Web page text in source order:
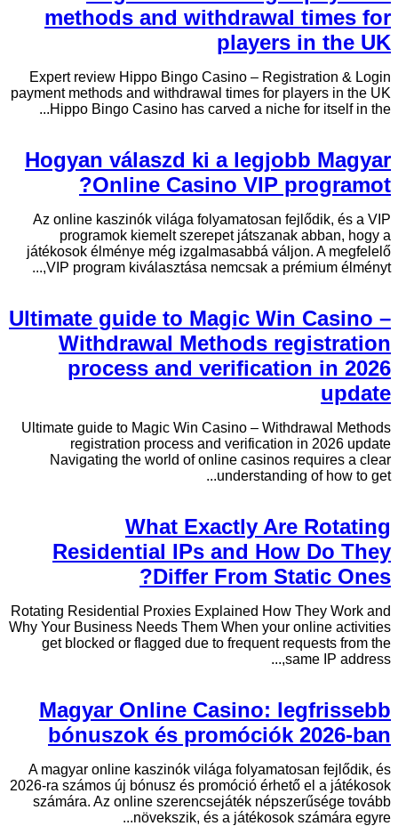
methods and withdrawal times for
players in the UK
Expert review Hippo Bingo Casino – Registration & Login
payment methods and withdrawal times for players in the UK
Hippo Bingo Casino has carved a niche for itself in the...
Hogyan válaszd ki a legjobb Magyar
Online Casino VIP programot?
Az online kaszinók világa folyamatosan fejlődik, és a VIP
programok kiemelt szerepet játszanak abban, hogy a
játékosok élménye még izgalmasabbá váljon. A megfelelő
VIP program kiválasztása nemcsak a prémium élményt,...
Ultimate guide to Magic Win Casino –
Withdrawal Methods registration
process and verification in 2026
update
Ultimate guide to Magic Win Casino – Withdrawal Methods
registration process and verification in 2026 update
Navigating the world of online casinos requires a clear
understanding of how to get...
What Exactly Are Rotating
Residential IPs and How Do They
Differ From Static Ones?
Rotating Residential Proxies Explained How They Work and
Why Your Business Needs Them When your online activities
get blocked or flagged due to frequent requests from the
same IP address,...
Magyar Online Casino: legfrissebb
bónuszok és promóciók 2026-ban
A magyar online kaszinók világa folyamatosan fejlődik, és
2026-ra számos új bónusz és promóció érhető el a játékosok
számára. Az online szerencsejáték népszerűsége tovább
növekszik, és a játékosok számára egyre...